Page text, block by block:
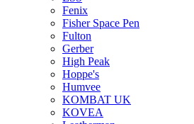
Fenix
Fisher Space Pen
Fulton
Gerber
High Peak
Hoppe's
Humvee
KOMBAT UK
KOVEA